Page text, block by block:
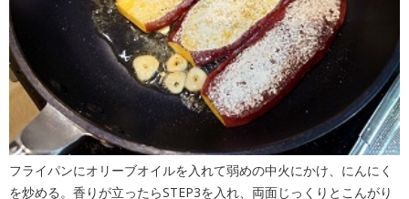
フライパンにオリーブオイルを入れて弱めの中火にかけ、にんにく
を炒める。香りが立ったらSTEP3を入れ、両面じっくりとこんがり